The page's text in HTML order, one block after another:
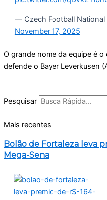
— Czech Football National
November 17, 2025
O grande nome da equipe é
defende o Bayer Leverkusen
Pesquisar
Mais recentes
Bolão de Fortaleza leva
Mega-Sena